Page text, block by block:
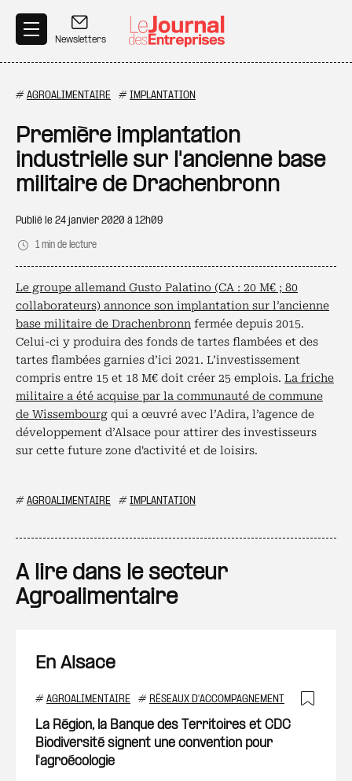
Newsletters
# AGROALIMENTAIRE # IMPLANTATION
Première implantation
industrielle sur l'ancienne base
militaire de Drachenbronn
Publié le 24 janvier 2020 à 12h09
1 min de lecture
Le groupe allemand Gusto Palatino (CA : 20 M€ ; 80
collaborateurs) annonce son implantation sur l’ancienne
base militaire de Drachenbronn fermée depuis 2015.
Celui-ci y produira des fonds de tartes flambées et des
tartes flambées garnies d’ici 2021. L’investissement
compris entre 15 et 18 M€ doit créer 25 emplois. La friche
militaire a été acquise par la communauté de commune
de Wissembourg qui a œuvré avec l’Adira, l’agence de
développement d’Alsace pour attirer des investisseurs
sur cette future zone d'activité et de loisirs.
# AGROALIMENTAIRE # IMPLANTATION
A lire dans le secteur
Agroalimentaire
En Alsace
# AGROALIMENTAIRE # RÉSEAUX D'ACCOMPAGNEMENT
La Région, la Banque des Territoires et CDC
Biodiversité signent une convention pour
l'agroécologie